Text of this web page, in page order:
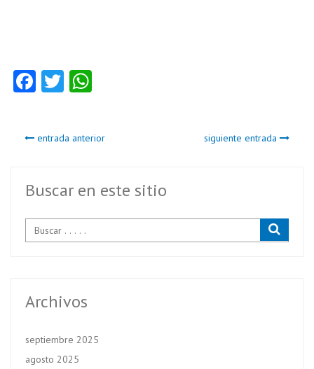
Fa
o
k
T
er A
p
entrada anterior siguiente entrada
Buscar en este sitio
Archivos
septiembre 2025
agosto 2025